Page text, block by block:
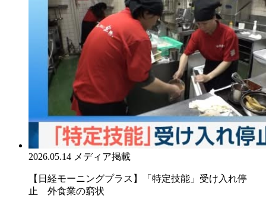
2026.05.14 メディア掲載
【日経モーニングプラス】「特定技能」受け入れ停
止 外食業の窮状